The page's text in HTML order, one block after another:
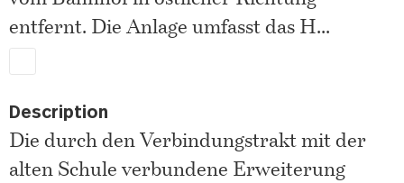
entfernt. Die Anlage umfasst das H...
Description
Die durch den Verbindungstrakt mit der
alten Schule verbundene Erweiterung